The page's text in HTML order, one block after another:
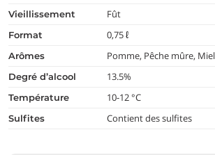
vieillissement Fût
format 0,75 ℓ
arômes Pomme, Pêche mûre,
degré d’alcool 13.5%
température 10-12 °C
Sulfites Contient des sulfites